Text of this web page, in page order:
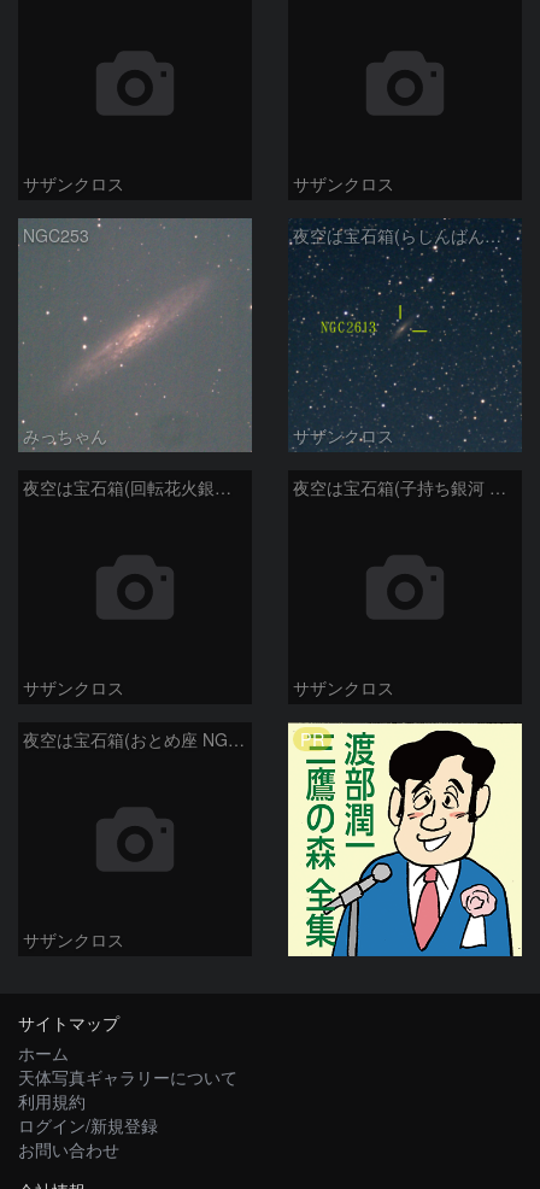
サザンクロス サザンクロス
NGC253
みっちゃん
夜空は宝石箱(らしんばん座 NGC2613) Seestar50
サザンクロス
夜空は宝石箱(回転花火銀河 M101) Seestar50
サザンクロス
夜空は宝石箱(子持ち銀河 M51) Seestar50
サザンクロス
夜空は宝石箱(おとめ座 NGC5746) Seestar50
サザンクロス
PR
サイトマップ
ホーム
天体写真ギャラリーについて
利用規約
ログイン/新規登録
お問い合わせ